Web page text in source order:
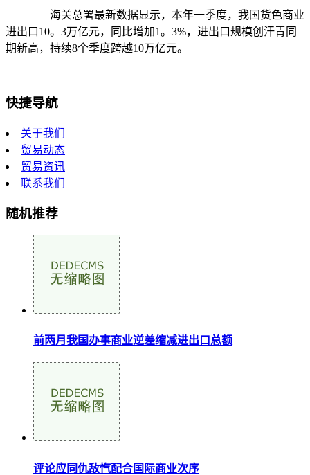
海关总署最新数据显示，本年一季度，我国货色商业
进出口10。3万亿元，同比增加1。3%，进出口规模创汗青同
期新高，持续8个季度跨越10万亿元。
快捷导航
关于我们
贸易动态
贸易资讯
联系我们
随机推荐
前两月我国办事商业逆差缩减进出口总额
评论应同仇敌忾配合国际商业次序